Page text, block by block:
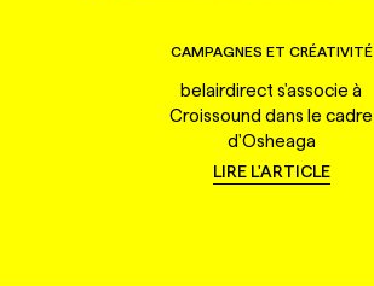
CAMPAGNES ET CRÉATIVITÉ
belairdirect s'associe à
Croissound dans le cadre
d'Osheaga
LIRE L'ARTICLE